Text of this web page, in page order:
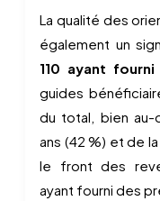
La qualité des
également un
110 ayant
guides
du total, bien au-
ans (42 %) et de
le front des
ayant fourni des